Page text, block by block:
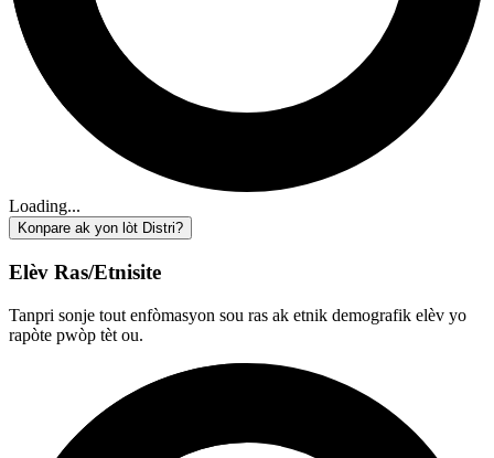
Loading...
Konpare ak yon lòt Distri?
Elèv Ras/Etnisite
Tanpri sonje tout enfòmasyon sou ras ak etnik demografik elèv yo
rapòte pwòp tèt ou.